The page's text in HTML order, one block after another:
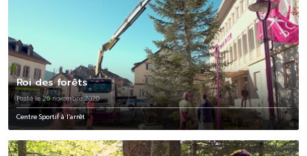
Roi des forêts
Posté le 26 novembre 2020
Centre Sportif à l’arrêt